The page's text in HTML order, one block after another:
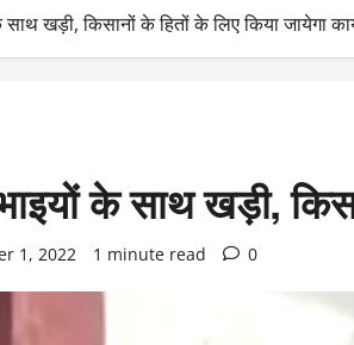
खड़ी, किसानों के हितों के लिए किया जायेगा
के साथ खड़ी,
1, 2022 1 minute read 0